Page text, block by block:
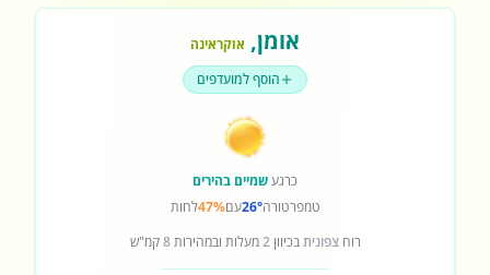
אומן, אוקראינה
הוסף למועדפים
כרגעשמיים בהירים
טמפרטורה26°עם47%לחות
רוחצפוניתבכיוון2מעלות ובמהירות8קמ"ש